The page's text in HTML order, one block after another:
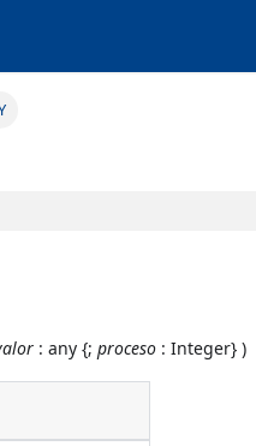
: any {;proceso : Integer} )